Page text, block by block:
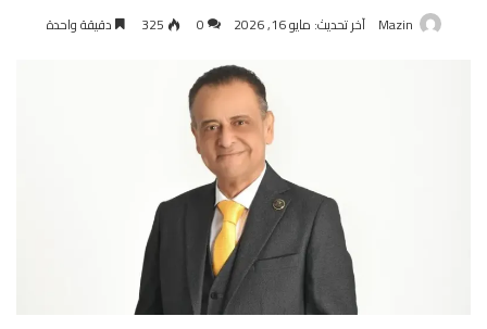
Mazin آخر تحديث: مايو 16, 2026 0
325 دقيقة واحدة